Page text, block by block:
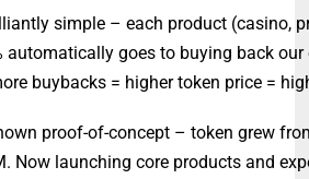
simple – each product (casino,
automatically goes to buying back
buybacks = higher token price =
proof-of-concept – token grew
Now launching core products and